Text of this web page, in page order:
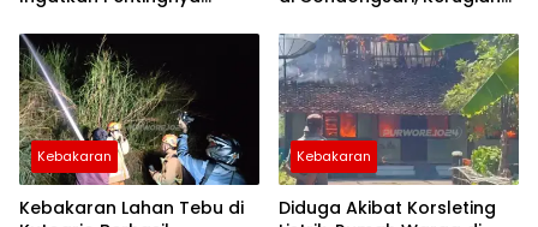
Gangguan Kendaraan
Rupiah
Kebakaran
Kebakaran Lahan Tebu di
Kebakaran
Diduga Akibat Korsleting